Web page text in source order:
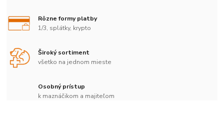
Rôzne formy platby
1/3, splátky, krypto
Široký sortiment
všetko na jednom mieste
Osobný prístup
k maznáčikom a majiteľom